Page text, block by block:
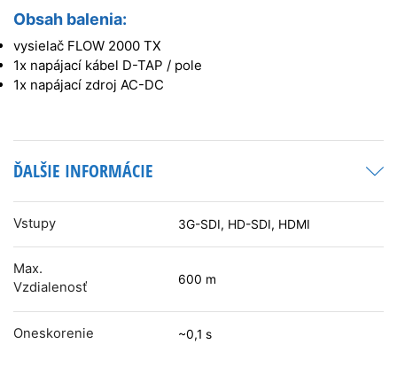
Obsah balenia:
vysielač FLOW 2000 TX
1x napájací kábel D-TAP / pole
1x napájací zdroj AC-DC
ĎALŠIE INFORMÁCIE
Vstupy 3G-SDI, HD-SDI, HDMI
Max.
Vzdialenosť
600 m
Oneskorenie ~0,1 s